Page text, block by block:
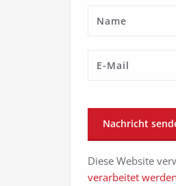
Diese Website
verarbeitet